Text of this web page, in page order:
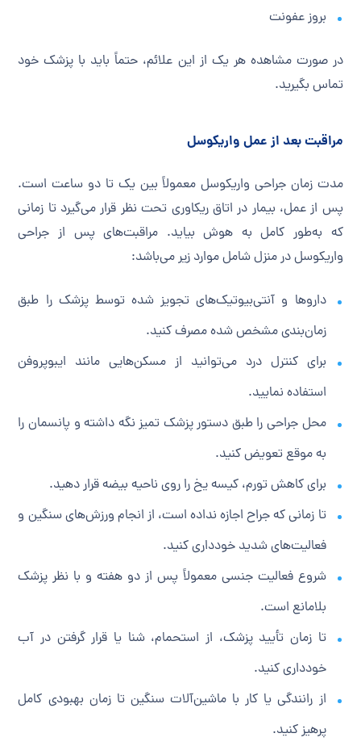
بروز عفونت
در صورت مشاهده هر یک از این علائم، حتماً باید با پزشک خود
تماس بگیرید.
مراقبت بعد از عمل واریکوسل
مدت زمان جراحی واریکوسل معمولاً بین یک تا دو ساعت است.
پس از عمل، بیمار در اتاق ریکاوری تحت نظر قرار می‌گیرد تا زمانی
که به‌طور کامل به هوش بیاید. مراقبت‌های پس از جراحی
واریکوسل در منزل شامل موارد زیر می‌باشد:
داروها و آنتی‌بیوتیک‌های تجویز شده توسط پزشک را طبق
زمان‌بندی مشخص شده مصرف کنید.
برای کنترل درد می‌توانید از مسکن‌هایی مانند ایبوپروفن
استفاده نمایید.
محل جراحی را طبق دستور پزشک تمیز نگه داشته و پانسمان را
به موقع تعویض کنید.
برای کاهش تورم، کیسه یخ را روی ناحیه بیضه قرار دهید.
تا زمانی که جراح اجازه نداده است، از انجام ورزش‌های سنگین و
فعالیت‌های شدید خودداری کنید.
شروع فعالیت جنسی معمولاً پس از دو هفته و با نظر پزشک
بلامانع است.
تا زمان تأیید پزشک، از استحمام، شنا یا قرار گرفتن در آب
خودداری کنید.
از رانندگی یا کار با ماشین‌آلات سنگین تا زمان بهبودی کامل
پرهیز کنید.